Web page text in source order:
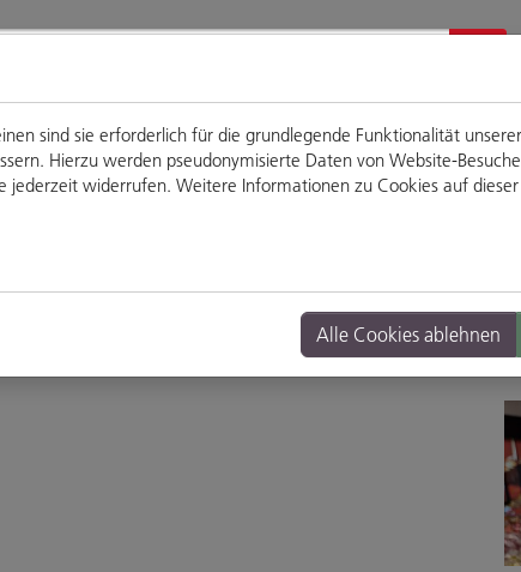
Veranstaltungen
sind sie erforderlich für die grundlegende Funktionalität
Hierzu werden pseudonymisierte Daten von Website-
widerrufen. Weitere Informationen zu Cookies auf
Alle Cookies ablehnen